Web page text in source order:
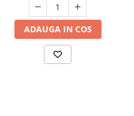
ADAUGA IN COS